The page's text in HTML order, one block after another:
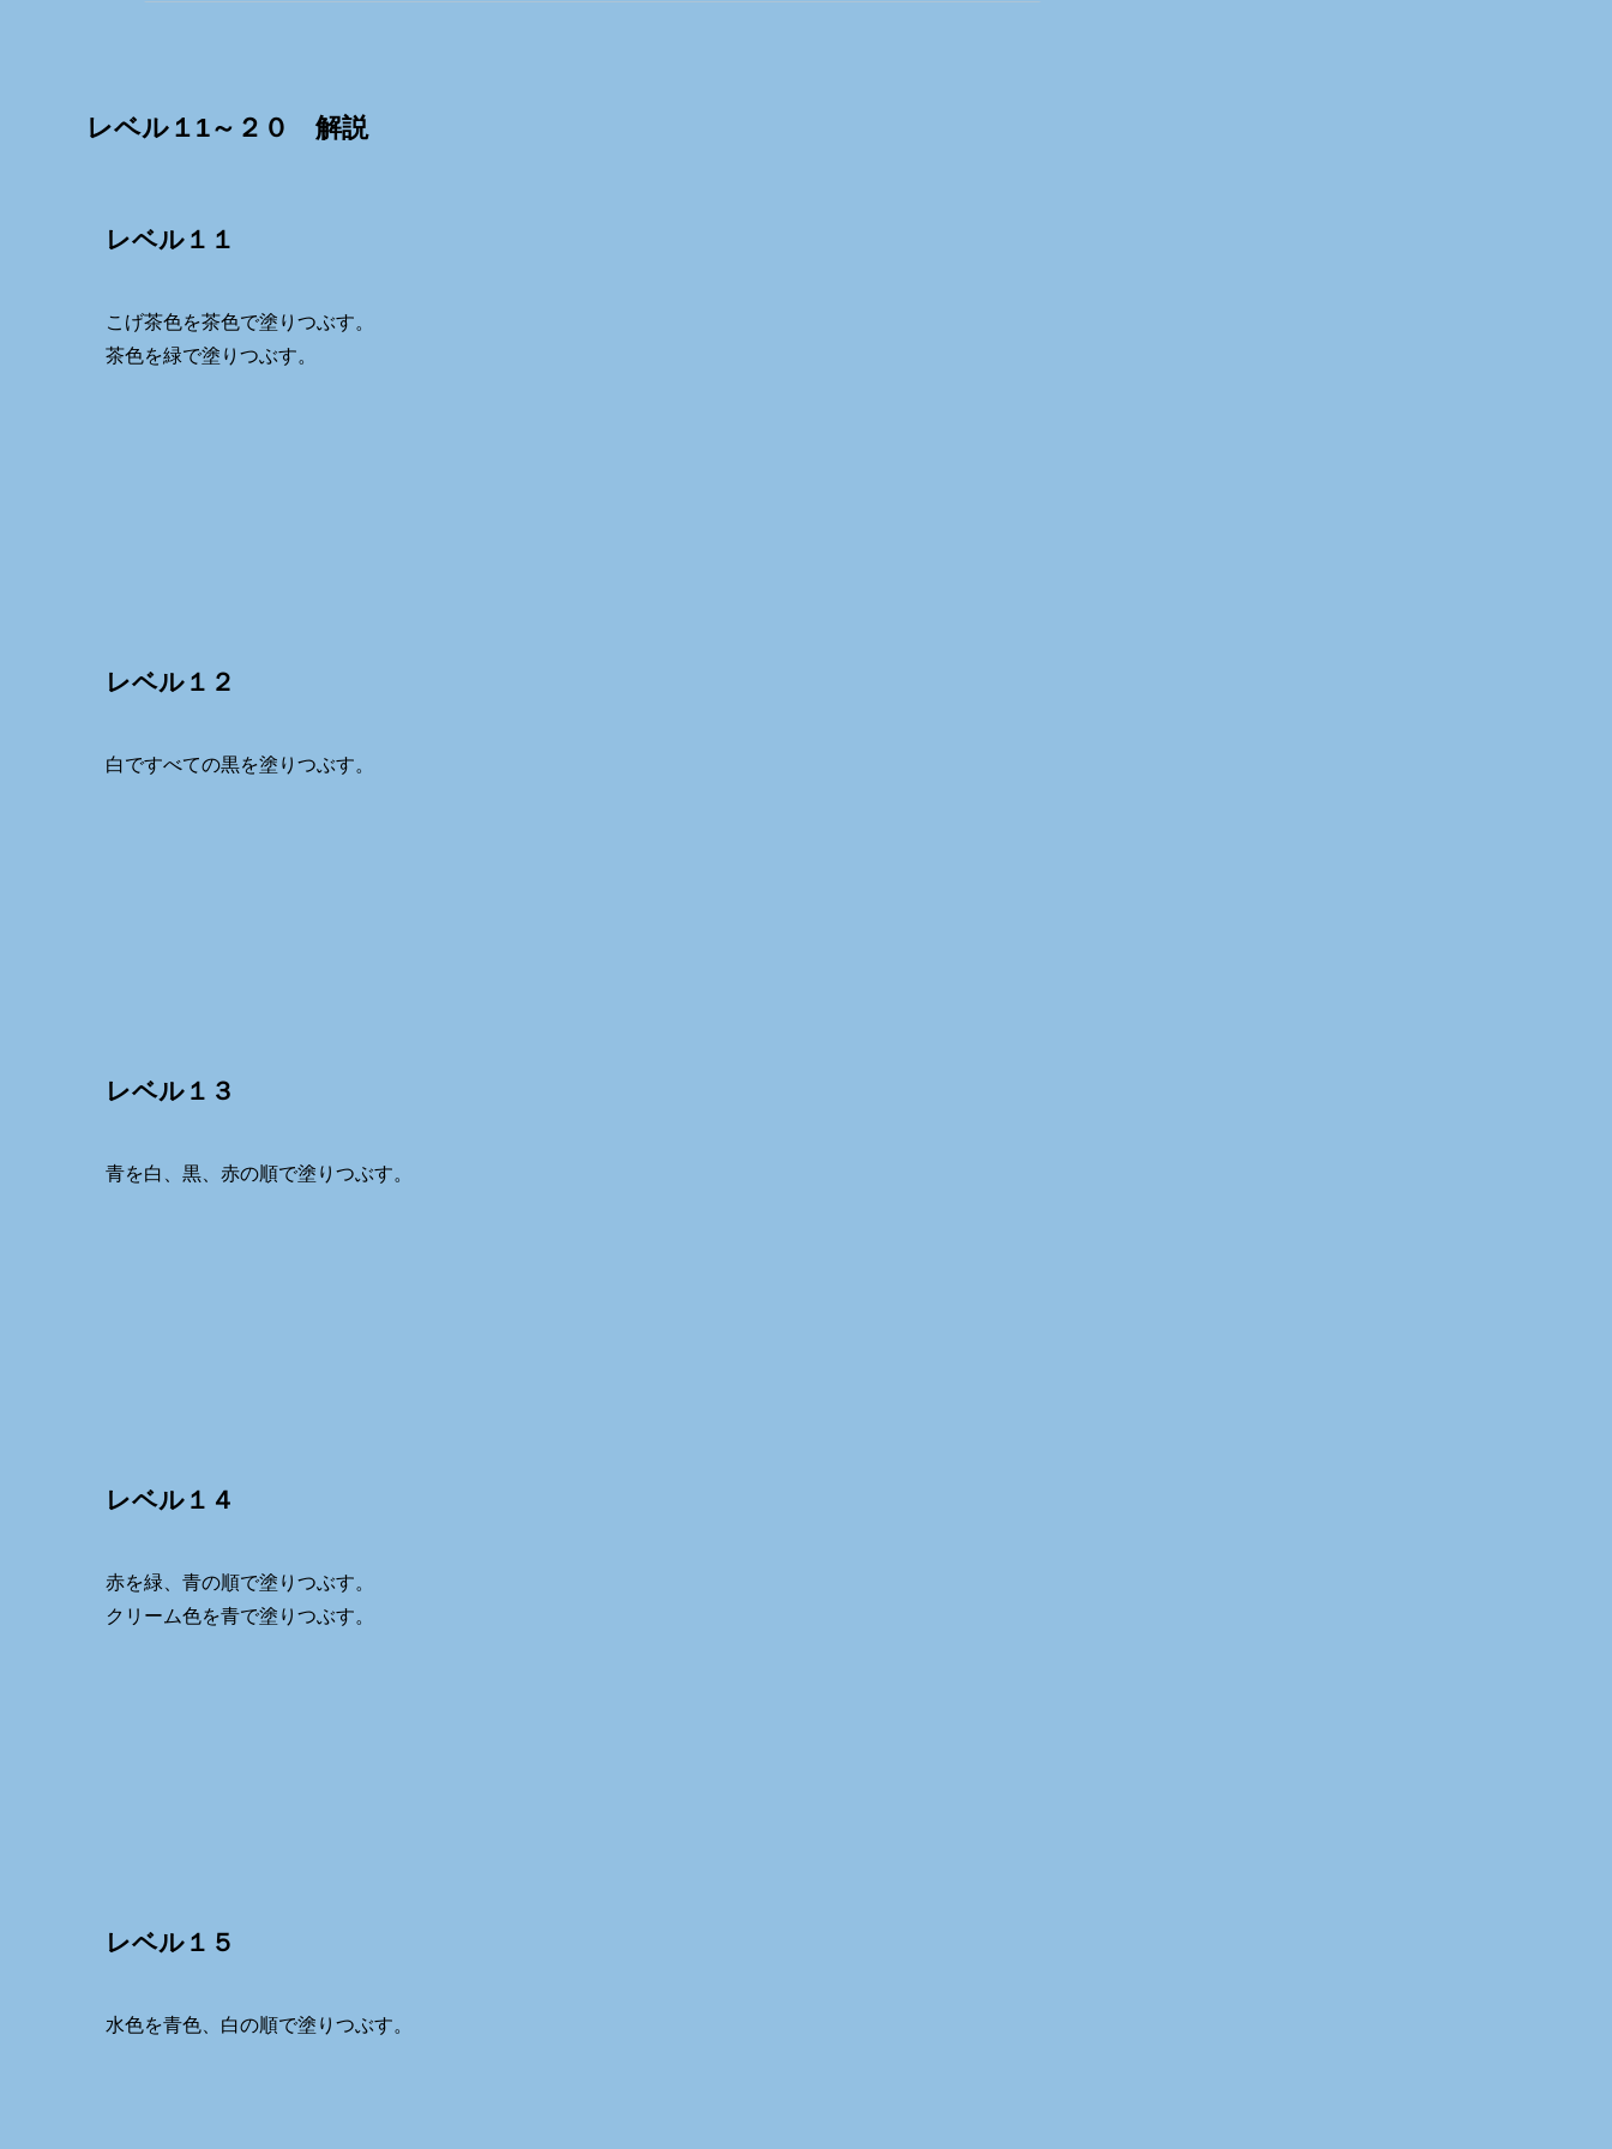
レベル１1～２０ 解説
レベル１１
こげ茶色を茶色で塗りつぶす。
茶色を緑で塗りつぶす。
レベル１２
白ですべての黒を塗りつぶす。
レベル１３
青を白、黒、赤の順で塗りつぶす。
レベル１４
赤を緑、青の順で塗りつぶす。
クリーム色を青で塗りつぶす。
レベル１５
水色を青色、白の順で塗りつぶす。